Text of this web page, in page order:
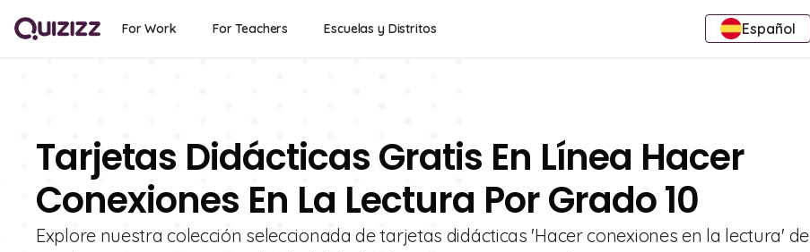
For Work For Teachers Escuelas y Distritos Español
Tarjetas Didácticas Gratis En Línea Hacer
Conexiones En La Lectura Por Grado 10
Explore nuestra colección seleccionada de tarjetas didácticas 'Hacer conexiones en la lectura' de